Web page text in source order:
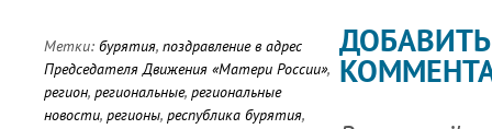
Метки: бурятия, поздравление в адрес
Председателя Движения «Матери России»,
регион, региональные, региональные
новости, регионы, республика бурятия,
ДОБАВИТЬ